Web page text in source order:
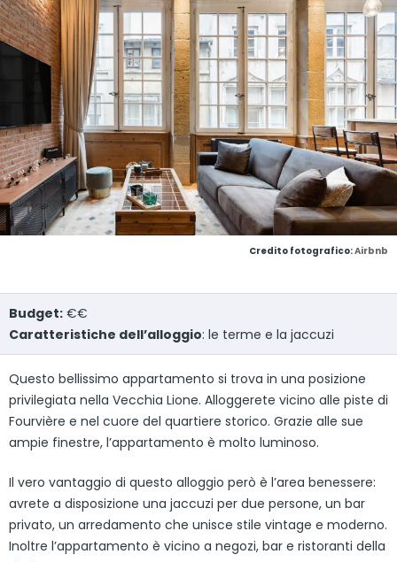
Credito fotografico:Airbnb
Budget: €€
Caratteristiche dell’alloggio: le terme e la jaccuzi
Questo bellissimo appartamento si trova in una posizione
privilegiata nella Vecchia Lione. Alloggerete vicino alle piste di
Fourvière e nel cuore del quartiere storico. Grazie alle sue
ampie finestre, l’appartamento è molto luminoso.
Il vero vantaggio di questo alloggio però è l’area benessere:
avrete a disposizione una jaccuzi per due persone, un bar
privato, un arredamento che unisce stile vintage e moderno.
Inoltre l’appartamento è vicino a negozi, bar e ristoranti della